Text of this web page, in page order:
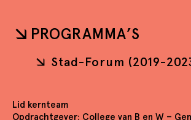
PROGRAMMA’S
Stad-Forum (2019-
Lid kernteam
Opdrachtgever: College van B en W –